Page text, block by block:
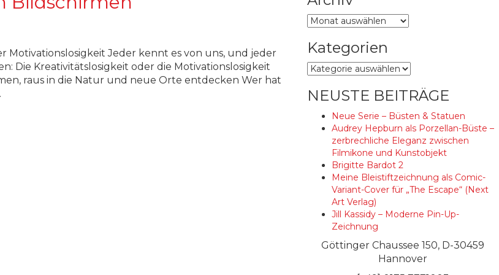
Motivationslosigkeit Jeder kennt es von uns, und jeder
Die Kreativitätslosigkeit oder die Motivationslosigkeit
raus in die Natur und neue Orte entdecken Wer hat
Archiv
Kategorien
Kategorien
NEUSTE BEITRÄGE
Neue Serie – Büsten & Statuen
Audrey Hepburn als Porzellan-Büste –
zerbrechliche Eleganz zwischen
Filmikone und Kunstobjekt
Brigitte Bardot 2
Meine Bleistiftzeichnung als Comic-
Variant-Cover für „The Escape“ (Next
Art Verlag)
Jill Kassidy – Moderne Pin-Up-
Zeichnung
Göttinger Chaussee 150, D-30459
Hannover